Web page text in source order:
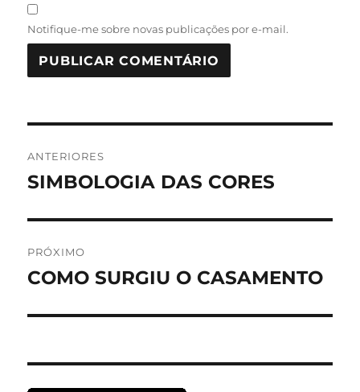
Notifique-me sobre novas publicações por e-mail.
de
ANTERIORES
Post
SIMBOLOGIA DAS CORES
PRÓXIMO
Próximo
COMO SURGIU O CASAMENTO